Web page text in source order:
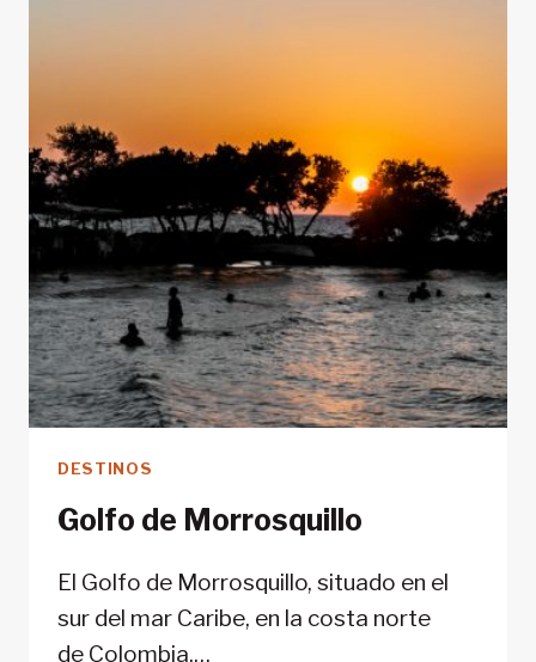
DESTINOS
Golfo de Morrosquillo
El Golfo de Morrosquillo, situado en el
sur del mar Caribe, en la costa norte
de Colombia,…